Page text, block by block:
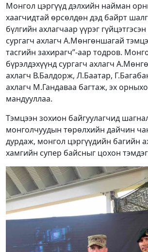
Монгол цэргүүд дэлхийн найман
хаагчидтай өрсөлдөн дэд байрт
бүлгийн ахлагчаар үүрэг
сургагч ахлагч А.Мөнгөншагай
тасгийн захирагч”-аар тодров.
бүрэлдэхүүнд сургагч ахлагч
ахлагч В.Балдорж, Л.Баатар,
ахлагч М.Гандаваа багтаж, эх
мандууллаа.
Тэмцээн зохион байгуулагчид
монголчуудын төрөлхийн дайчин
дурдаж, монгол цэргүүдийн багийн
хамгийн супер байсныг цохон